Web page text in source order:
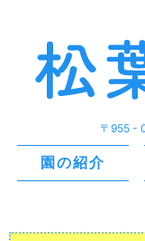
〒955 -
園の紹介